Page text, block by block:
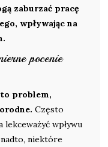
zaburzać pracę
wpływając na
pocenie
problem,
Często
wpływu
niektóre